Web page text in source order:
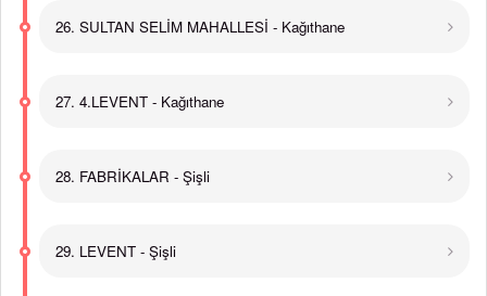
26. SULTAN SELİM MAHALLESİ - Kağıthane
27. 4.LEVENT - Kağıthane
28. FABRİKALAR - Şişli
29. LEVENT - Şişli